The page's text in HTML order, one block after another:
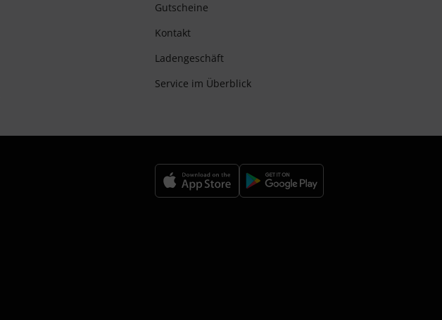
Gutscheine
Kontakt
Ladengeschäft
Service im Überblick